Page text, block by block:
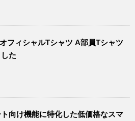
フィシャルTシャツ A部員Tシャツ
た
向け機能に特化した低価格なスマ